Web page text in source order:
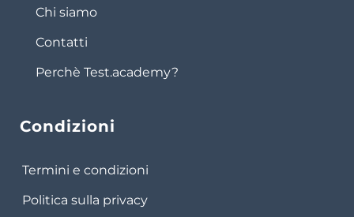
Chi siamo
Contatti
Perchè Test.academy?
Condizioni
Termini e condizioni
Politica sulla privacy